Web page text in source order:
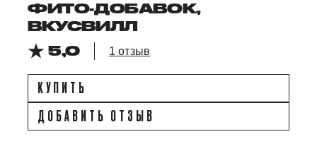
ФИТО-ДОБАВОК,
ВКУСВИЛЛ
5,0
1 отзыв
КУПИТЬ
ДОБАВИТЬ ОТЗЫВ